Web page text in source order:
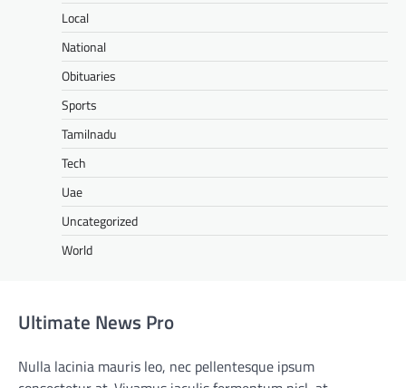
Local
National
Obituaries
Sports
Tamilnadu
Tech
Uae
Uncategorized
World
Ultimate News Pro
Nulla lacinia mauris leo, nec pellentesque ipsum